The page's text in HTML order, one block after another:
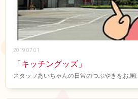
2019.07.01
「キッチングッズ」
スタッフあいちゃんの日常のつぶやきをお届